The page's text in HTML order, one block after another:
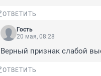
ОТВЕТИТЬ
Гость
20 мая, 08:28
Верный признак слабой
ОТВЕТИТЬ